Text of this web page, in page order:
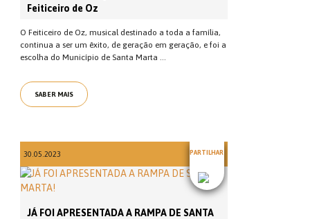
Feiticeiro de Oz
O Feiticeiro de Oz, musical destinado a toda a família,
continua a ser um êxito, de geração em geração, e foi a
escolha do Município de Santa Marta ...
SABER MAIS
30.05.2023 PARTILHAR
JÁ FOI APRESENTADA A RAMPA DE SANTA